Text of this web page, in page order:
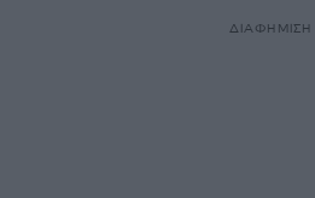
ΔΙΑΦΗΜΙΣΗ